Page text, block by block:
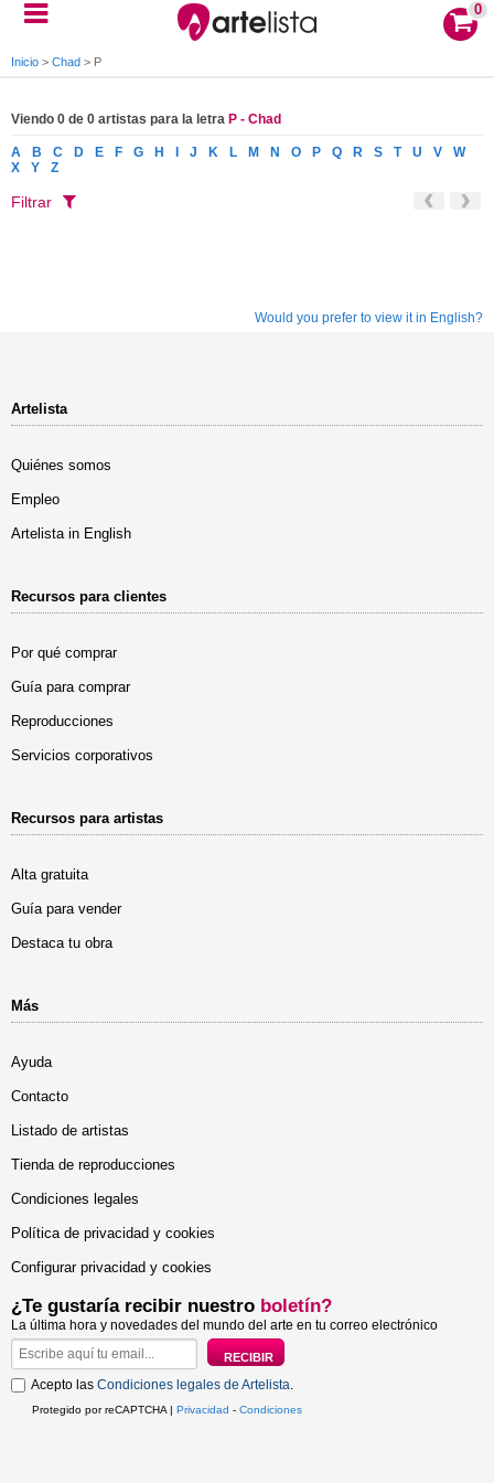
0
Inicio > Chad > P
Viendo 0 de 0 artistas para la letra P - Chad
A B C D E F G H J K L M N O P Q R S T U V
W
X
Y Z
Filtrar
Would you prefer to view it in English?
Artelista
Quiénes somos
Empleo
Artelista in English
Recursos para clientes
Por qué comprar
Guía para comprar
Reproducciones
Servicios corporativos
Recursos para artistas
Alta gratuita
Guía para vender
Destaca tu obra
Más
Ayuda
Contacto
Listado de artistas
Tienda de reproducciones
Condiciones legales
Política de privacidad y cookies
Configurar privacidad y cookies
¿Te gustaría recibir nuestro boletín?
La última hora y novedades del mundo del arte en tu correo electrónico
Acepto las Condiciones legales de Artelista.
Protegido por reCAPTCHA | Privacidad - Condiciones